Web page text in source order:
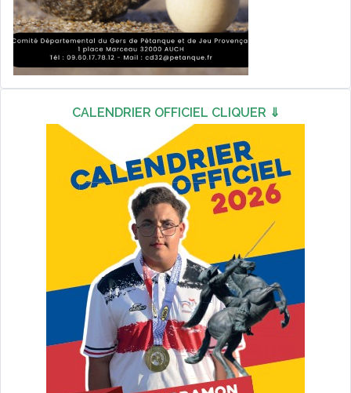
CALENDRIER OFFICIEL CLIQUER ⇓